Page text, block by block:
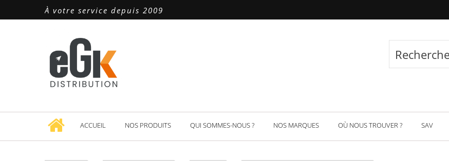
À votre service depuis 2009
ACCUEIL NOS PRODUITS QUI SOMMES-NOUS ? NOS MARQUES OÙ NOUS TROUVER ? SAV